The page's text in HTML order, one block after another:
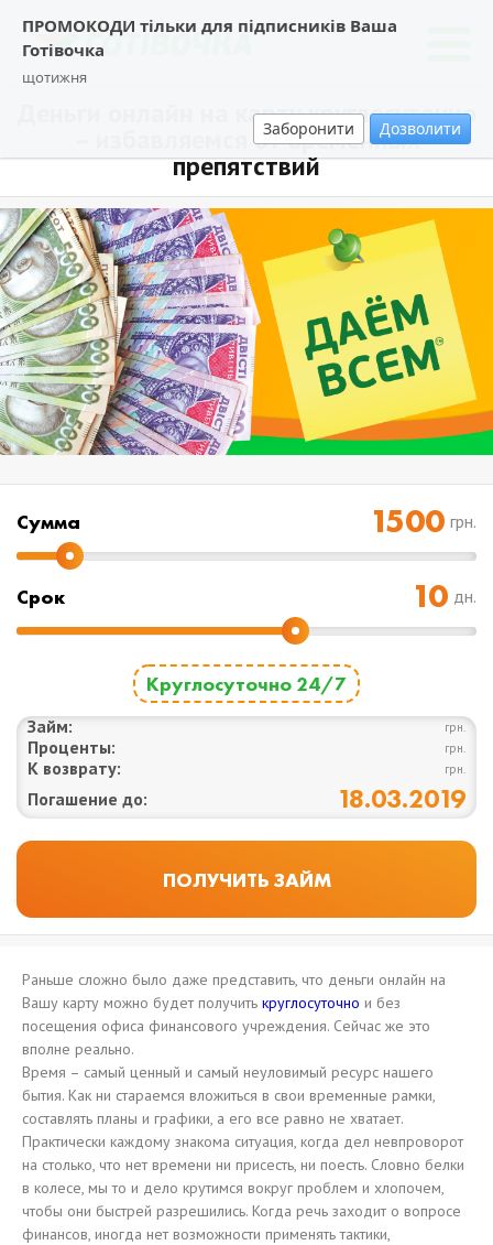
ПРОМОКОДИ тільки для підписників Ваша
Готівочка
щотижня
Заборонити Дозволити
Деньги онлайн на карту круглосуточно
– избавляемся от временных
препятствий
Cумма грн.
Срок дн.
Круглосуточно 24/7
Займ: грн.
Проценты: грн.
К возврату: грн.
Погашение до: 18.03.2019
Раньше сложно было даже представить, что деньги онлайн на
Вашу карту можно будет получить круглосуточно и без
посещения офиса финансового учреждения. Сейчас же это
вполне реально.
Время – самый ценный и самый неуловимый ресурс нашего
бытия. Как ни стараемся вложиться в свои временные рамки,
составлять планы и графики, а его все равно не хватает.
Практически каждому знакома ситуация, когда дел невпроворот
на столько, что нет времени ни присесть, ни поесть. Словно белки
в колесе, мы то и дело крутимся вокруг проблем и хлопочем,
чтобы они быстрей разрешились. Когда речь заходит о вопросе
финансов, иногда нет возможности применять тактики,